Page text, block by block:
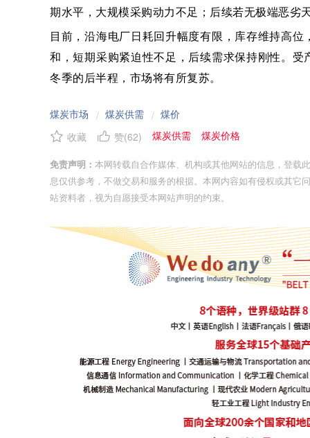
期水平，大规模采购动力不足；后续若无极端恶劣
目前，沿海电厂日耗回升幅度有限，库存维持高
和，短期采购紧迫性不足，后续需求保持刚性。
冬季的后半程，市场将有所复苏。
煤炭市场 / 煤炭供需 / 煤价
收藏
赞(62) 煤炭供需 煤炭价格
免责声明： 本网转载自合作媒体、机构或其他网站的信息，登载
息仅供参考，不做交易和服务的根据。本网内容如有侵权或其它
站资料者，视为自愿接受本网站声明的约束。